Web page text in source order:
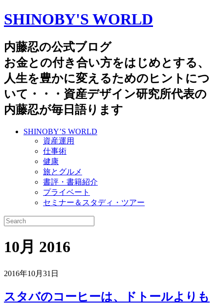
SHINOBY'S WORLD
内藤忍の公式ブログ
お金との付き合い方をはじめとする、
人生を豊かに変えるためのヒントにつ
いて・・・資産デザイン研究所代表の
内藤忍が毎日語ります
SHINOBY’S WORLD
資産運用
仕事術
健康
旅とグルメ
書評・書籍紹介
プライベート
セミナー＆スタディ・ツアー
10月 2016
2016年10月31日
スタバのコーヒーは、ドトールよりも